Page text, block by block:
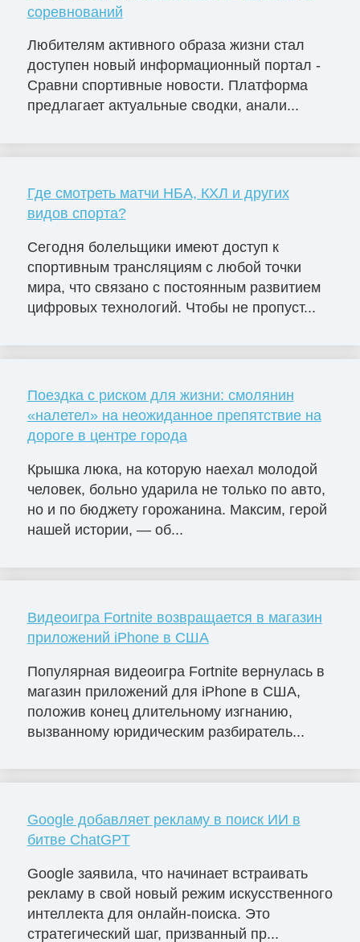
соревнований
Любителям активного образа жизни стал
доступен новый информационный портал -
Сравни спортивные новости. Платформа
предлагает актуальные сводки, анали...
Где смотреть матчи НБА, КХЛ и других
видов спорта?
Сегодня болельщики имеют доступ к
спортивным трансляциям с любой точки
мира, что связано с постоянным развитием
цифровых технологий. Чтобы не пропуст...
Поездка с риском для жизни: смолянин
«налетел» на неожиданное препятствие на
дороге в центре города
Крышка люка, на которую наехал молодой
человек, больно ударила не только по авто,
но и по бюджету горожанина. Максим, герой
нашей истории, — об...
Видеоигра Fortnite возвращается в магазин
приложений iPhone в США
Популярная видеоигра Fortnite вернулась в
магазин приложений для iPhone в США,
положив конец длительному изгнанию,
вызванному юридическим разбиратель...
Google добавляет рекламу в поиск ИИ в
битве ChatGPT
Google заявила, что начинает встраивать
рекламу в свой новый режим искусственного
интеллекта для онлайн-поиска. Это
стратегический шаг, призванный пр...